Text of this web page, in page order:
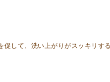
して、洗い上がりがスッキリす